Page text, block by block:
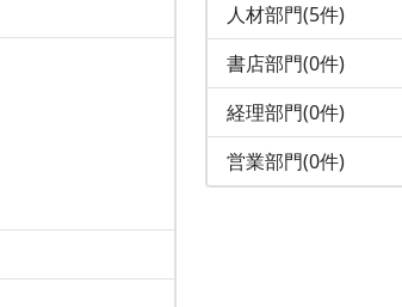
人材部門(5件)
書店部門(0件)
経理部門(0件)
営業部門(0件)